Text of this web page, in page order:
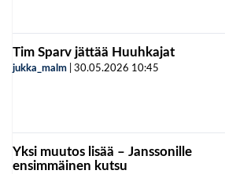
Tim Sparv jättää Huuhkajat
jukka_malm 30.05.2026 10:45
Yksi muutos lisää – Janssonille
ensimmäinen kutsu